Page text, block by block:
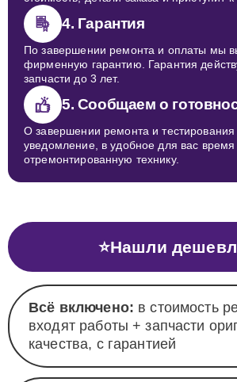
4. Гарантия
По завершении ремонта и оплаты мы
фирменную гарантию. Гарантия
запчасти до 3 лет.
5. Сообщаем о
О завершении ремонта и
уведомление, в удобное для вас время
отремонтированную технику.
⭐Нашли
Всё включено: в стоимость
входят работы + запчасти
качества, с гарантией